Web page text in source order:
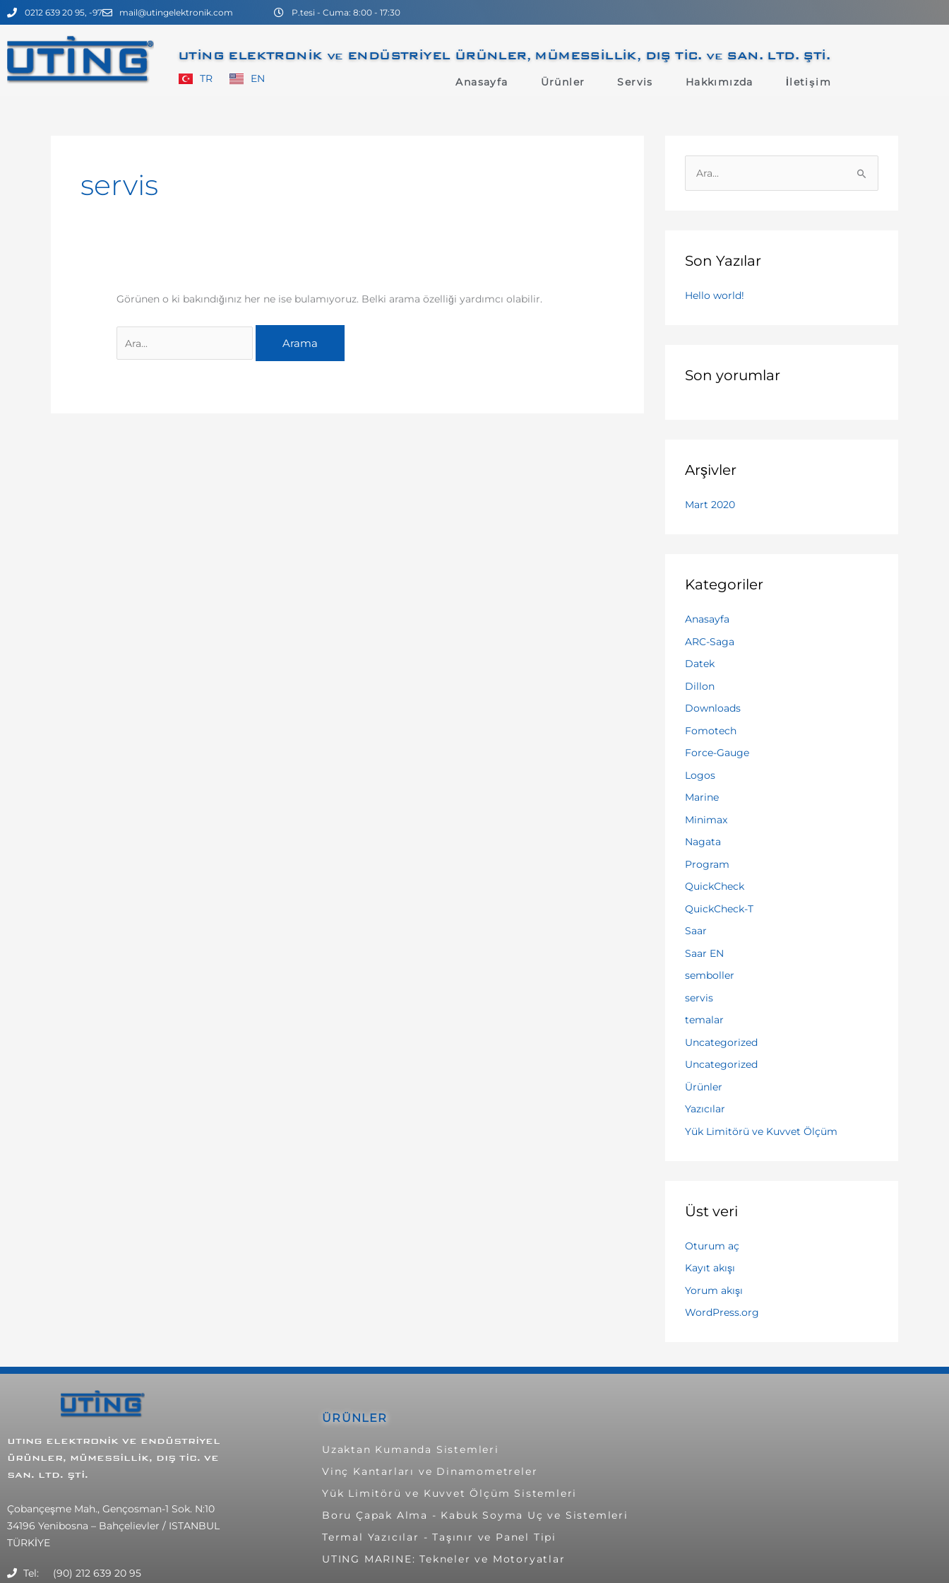
İçeriğe
atla
0212 639 20 95, -97 mail@utingelektronik.com P.tesi - Cuma: 8:00 - 17:30
UTİNG ELEKTRONİK ve ENDÜSTRİYEL ÜRÜNLER, MÜMESSİLLİK, DIŞ TİC. ve SAN. LTD. ŞTİ.
TR EN Anasayfa Ürünler Servis Hakkımızda İletişim
servis
Görünen o ki bakındığınız her ne ise bulamıyoruz. Belki arama özelliği yardımcı olabilir.
c
f
Son Yazılar
Hello world!
Son yorumlar
Arşivler
Mart 2020
Kategoriler
Anasayfa
ARC-Saga
Datek
Dillon
Downloads
Fomotech
Force-Gauge
Logos
Marine
Minimax
Nagata
Program
QuickCheck
QuickCheck-T
Saar
Saar EN
semboller
servis
temalar
Uncategorized
Uncategorized
Ürünler
Yazıcılar
Yük Limitörü ve Kuvvet Ölçüm
Üst veri
Oturum aç
Kayıt akışı
Yorum akışı
WordPress.org
UTING ELEKTRONİK VE ENDÜSTRİYEL
ÜRÜNLER, MÜMESSİLLİK, DIŞ TİC. VE
SAN. LTD. ŞTİ.
Çobançeşme Mah., Gençosman-1 Sok. N:10
34196 Yenibosna – Bahçelievler / ISTANBUL
TÜRKİYE
Tel: (90) 212 639 20 95
ÜRÜNLER
Uzaktan Kumanda Sistemleri
Vinç Kantarları ve Dinamometreler
Yük Limitörü ve Kuvvet Ölçüm Sistemleri
Boru Çapak Alma - Kabuk Soyma Uç ve Sistemleri
Termal Yazıcılar - Taşınır ve Panel Tipi
UTING MARINE: Tekneler ve Motoryatlar